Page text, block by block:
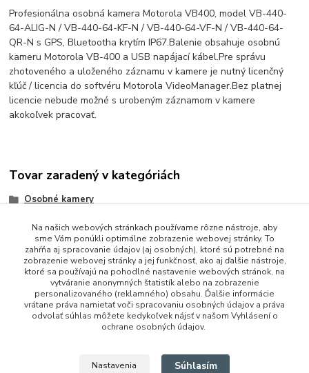
Profesionálna osobná kamera Motorola VB400, model VB-440-
64-ALIG-N / VB-440-64-KF-N / VB-440-64-VF-N / VB-440-64-
QR-N s GPS, Bluetootha krytím IP67.Balenie obsahuje osobnú
kameru Motorola VB-400 a USB napájací kábel.Pre správu
zhotoveného a uloženého záznamu v kamere je nutný licenčný
kľúč / licencia do softvéru Motorola VideoManager.Bez platnej
licencie nebude možné s urobeným záznamom v kamere
akokoľvek pracovať.
Tovar zaradený v kategóriách
Osobné kamery
+421 948 229 224
Na našich webových stránkach používame rôzne nástroje, aby
sme Vám ponúkli optimálne zobrazenie webovej stránky. To
zahŕňa aj spracovanie údajov (aj osobných), ktoré sú potrebné na
zobrazenie webovej stránky a jej funkčnosť, ako aj ďalšie nástroje,
ktoré sa používajú na pohodlné nastavenie webových stránok, na
vytváranie anonymných štatistík alebo na zobrazenie
personalizovaného (reklamného) obsahu. Ďalšie informácie
vrátane práva namietať voči spracovaniu osobných údajov a práva
odvolať súhlas môžete kedykoľvek nájsť v našom Vyhlásení o
ochrane osobných údajov.
Nastavenia Súhlasím